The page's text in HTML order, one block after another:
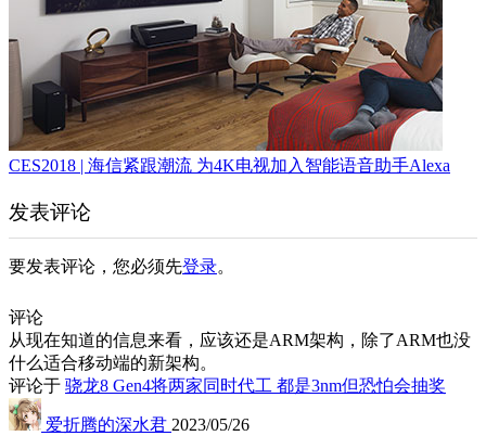
CES2018 | 海信紧跟潮流 为4K电视加入智能语音助手Alexa
发表评论
要发表评论，您必须先登录。
评论
从现在知道的信息来看，应该还是ARM架构，除了ARM也没
什么适合移动端的新架构。
评论于 骁龙8 Gen4将两家同时代工 都是3nm但恐怕会抽奖
爱折腾的深水君 2023/05/26